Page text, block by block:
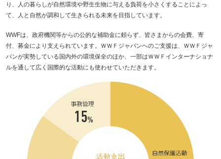
り、人の暮らしが自然環境や野生生物に与える負荷を小さくすることによっ
て、人と自然が調和して生きられる未来を目指しています。
WWFは、政府機関等からの公的な補助金に頼らず、皆さまからの会費、寄
付、募金により支えられています。ＷＷＦジャパンへのご支援は、ＷＷＦジャ
パンが実勢している国内外の環境保全のほか、一部はＷＷＦインターナショナ
ルを通して広く国際的な活動にも使わせていただきます。